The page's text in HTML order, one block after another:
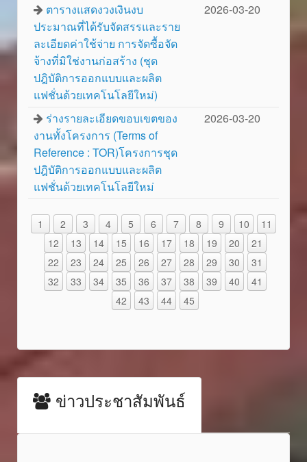
ตารางแสดงวงเงินงบ
ประมาณที่ได้รับจัดสรรและราย
ละเอียดค่าใช้จ่าย การจัดซื้อจัด
จ้างที่มิใช่งานก่อสร้าง (ชุด
ปฎิบัติการออกแบบและผลิต
แฟชั่นด้วยเทคโนโลยีใหม่)
2026-03-20
ร่างรายละเอียดขอบเขตของ
งานทั้งโครงการ (Terms of
Reference : TOR)โครงการชุด
ปฎิบัติการออกแบบและผลิต
แฟชั่นด้วยเทคโนโลยีใหม่
2026-03-20
1 2 3 4 5 6 7 8 9 10
11
12
13 14 15 16 17 18 19 20
21
22
23 24 25 26 27 28 29 30
31
32
33 34 35 36 37 38 39 40
41
42
43 44 45
ข่าวประชาสัมพันธ์